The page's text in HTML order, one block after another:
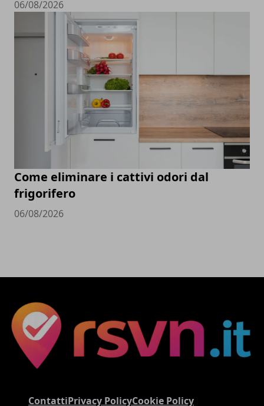
06/08/2026
Come eliminare i cattivi odori dal
frigorifero
06/08/2026
ContattiPrivacy PolicyCookie Policy